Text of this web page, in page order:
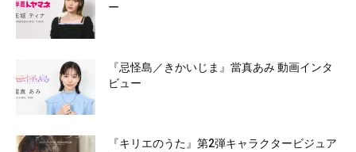
ー
『忌怪島／きかいじま』當真あみ 動画インタ
ビュー
『キリエのうた』第2弾キャラクタービジュア